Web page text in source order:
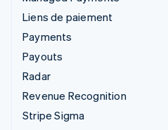
Liens de paiement
Payments
Payouts
Radar
Revenue Recognition
Stripe Sigma